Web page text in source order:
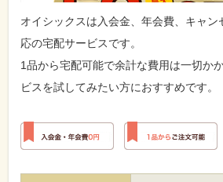
オイシックスは入会金、年会費、キャ
応の宅配サービスです。
1品から宅配可能で余計な費用は一切か
ビスを試してみたい方におすすめです。